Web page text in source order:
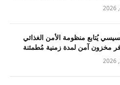
يُتابع منظومة الأمن الغذائي
مخزون آمن لمدة زمنية مُطمئنة